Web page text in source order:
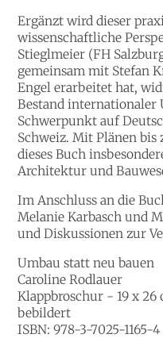
Ergänzt wird dieser
wissenschaftliche
Stieglmeier (FH
gemeinsam mit Stefan
Engel erarbeitet hat,
Bestand internationaler
Schwerpunkt auf
Schweiz. Mit Plänen bis
dieses Buch
Architektur und
Im Anschluss an die
Melanie Karbasch und
und Diskussionen zur
Umbau statt neu bauen
Caroline Rodlauer
Klappbroschur - 19 x
bebildert
ISBN: 978-3-7025-1165-4